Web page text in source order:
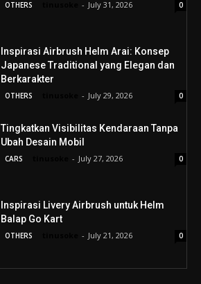
OTHERS - July 31, 2026 0
Inspirasi Airbrush Helm Arai: Konsep
Japanese Traditional yang Elegan dan
Berkarakter
OTHERS - July 29, 2026 0
Tingkatkan Visibilitas Kendaraan Tanpa
Ubah Desain Mobil
CARS - July 27, 2026 0
Inspirasi Livery Airbrush untuk Helm
Balap Go Kart
OTHERS - July 21, 2026 0